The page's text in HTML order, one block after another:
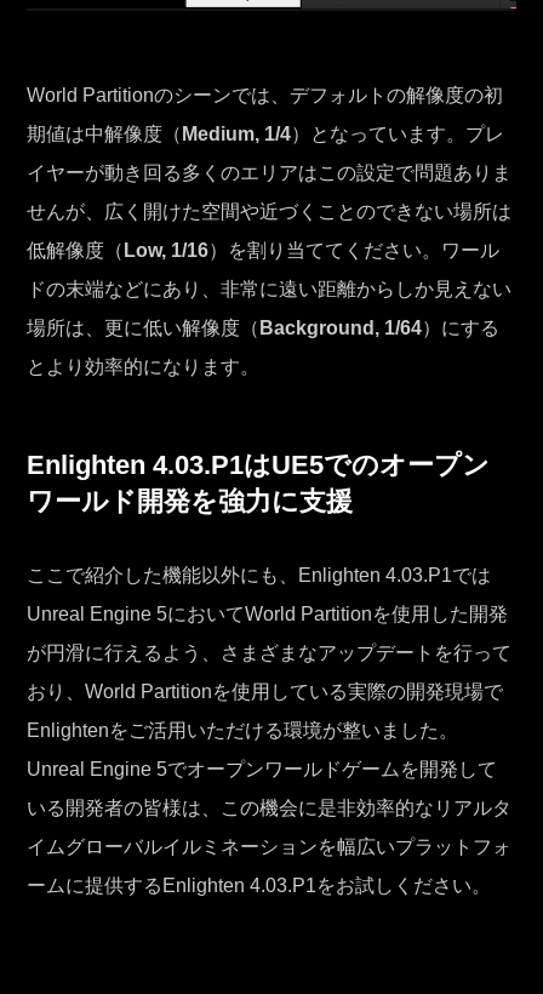
World Partitionのシーンでは、デフォルトの解像度の初
期値は中解像度（ Medium, 1/4）となっています。プレ
イヤーが動き回る多くのエリアはこの設定で問題ありま
せんが、広く開けた空間や近づくことのできない場所は
低解像度（ Low, 1/16）を割り当ててください。ワール
ドの末端などにあり、非常に遠い距離からしか見えない
場所は、更に低い解像度（ Background, 1/64）にする
とより効率的になります。
Enlighten 4.03.P1はUE5でのオープン
ワールド開発を強力に支援
ここで紹介した機能以外にも、Enlighten 4.03.P1では
Unreal Engine 5においてWorld Partitionを使用した開発
が円滑に行えるよう、さまざまなアップデートを行って
おり、World Partitionを使用している実際の開発現場で
Enlightenをご活用いただける環境が整いました。
Unreal Engine 5でオープンワールドゲームを開発して
いる開発者の皆様は、この機会に是非効率的なリアルタ
イムグローバルイルミネーションを幅広いプラットフォ
ームに提供するEnlighten 4.03.P1をお試しください。